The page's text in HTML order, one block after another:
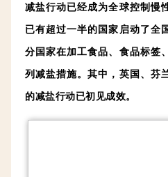
减盐行动已经成为全球控制慢
已有超过一半的国家启动了全
分国家在加工食品、食品标签
列减盐措施。其中，英国、芬
的减盐行动已初见成效。